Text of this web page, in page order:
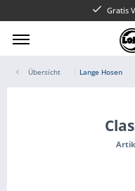
Gratis
Übersicht Lange Hosen